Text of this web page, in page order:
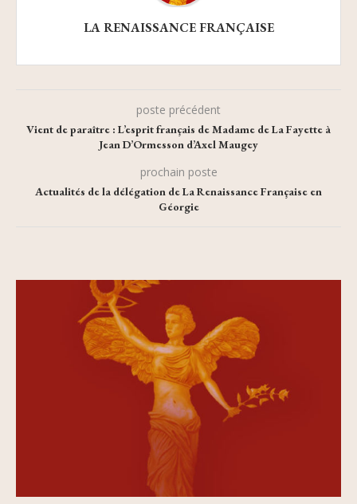
LA RENAISSANCE FRANÇAISE
poste précédent
Vient de paraître : L’esprit français de Madame de La Fayette à
Jean D’Ormesson d’Axel Maugey
prochain poste
Actualités de la délégation de La Renaissance Française en
Géorgie